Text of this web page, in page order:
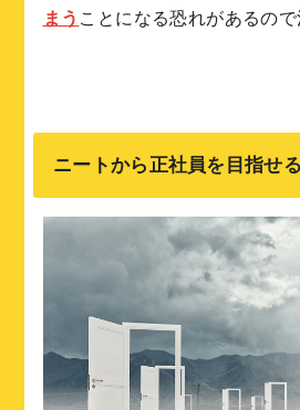
まう ことになる恐れがあるので
ニートから正社員を目指せ